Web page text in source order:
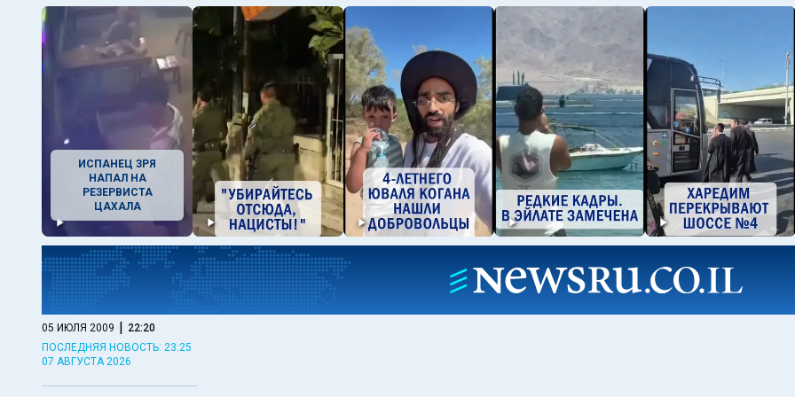
ИСПАНЕЦ ЗРЯ
НАПАЛ НА
РЕЗЕРВИСТА
ЦАХАЛА
05 ИЮЛЯ 2009 | 22:20
ПОСЛЕДНЯЯ НОВОСТЬ: 23:25
07 АВГУСТА 2026